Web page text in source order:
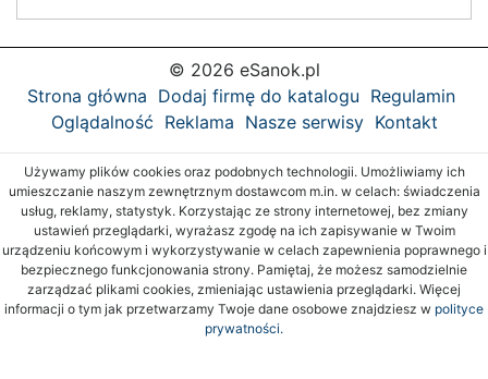
© 2026 eSanok.pl
Strona główna Dodaj firmę do katalogu Regulamin
Oglądalność Reklama Nasze serwisy Kontakt
Używamy plików cookies oraz podobnych technologii. Umożliwiamy ich
umieszczanie naszym zewnętrznym dostawcom m.in. w celach: świadczenia
usług, reklamy, statystyk. Korzystając ze strony internetowej, bez zmiany
ustawień przeglądarki, wyrażasz zgodę na ich zapisywanie w Twoim
urządzeniu końcowym i wykorzystywanie w celach zapewnienia poprawnego i
bezpiecznego funkcjonowania strony. Pamiętaj, że możesz samodzielnie
zarządzać plikami cookies, zmieniając ustawienia przeglądarki. Więcej
informacji o tym jak przetwarzamy Twoje dane osobowe znajdziesz w polityce
prywatności.